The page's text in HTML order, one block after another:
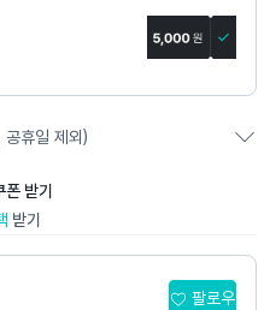
휴일 제외)
받기
받기
팔로우